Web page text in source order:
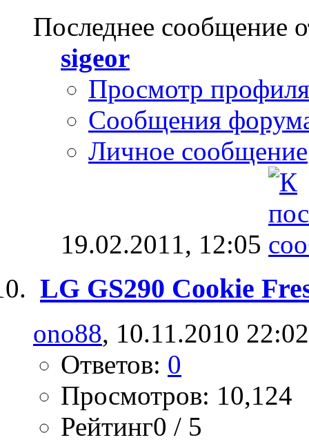
Последнее сообщение
sigeor
Просмотр профиля
Сообщения
Личное сообщение
19.02.2011, 12:05
LG GS290 Cookie
ono88, 10.11.2010 22:02
Ответов: 0
Просмотров: 10,124
Рейтинг0 / 5